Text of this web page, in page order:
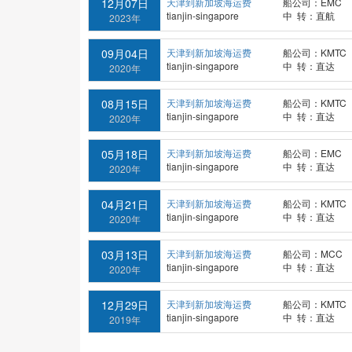
12月07日
2023年
tianjin-singapore
中 转：直航
09月04日
2020年
天津到新加坡海运费
tianjin-singapore
船公司：KMTC
中 转：直达
08月15日
2020年
天津到新加坡海运费
tianjin-singapore
船公司：KMTC
中 转：直达
05月18日
2020年
天津到新加坡海运费
tianjin-singapore
船公司：EMC
中 转：直达
04月21日
2020年
天津到新加坡海运费
tianjin-singapore
船公司：KMTC
中 转：直达
03月13日
2020年
天津到新加坡海运费
tianjin-singapore
船公司：MCC
中 转：直达
12月29日
2019年
天津到新加坡海运费
tianjin-singapore
船公司：KMTC
中 转：直达